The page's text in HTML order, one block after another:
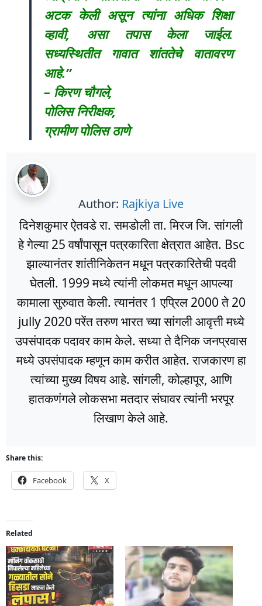
अटक केली असून त्यांना अधिक शिक्षा
व्हावी, असा तपास केला जाईल.
सध्यस्थितीत गावात शांततेचे वातावरण
आहे.’’
– किरण चौगले,
पोलिस निरीक्षक,
ग्रामीण पोलिस ठाणे
Author: Rajkiya Live
दिनेशकुमार ऐतवडे रा. समडोली ता. मिरज जि. सांगली
हे गेल्या 25 वर्षांपासून पत्रकारिता क्षेत्रात आहेत. Bsc
झाल्यानंतर शांतीनिकेतन मधून पत्रकारितेची पदवी
घेतली. 1999 मध्ये त्यांनी लोकमत मधून आपल्या
कामाला सुरुवात केली. त्यानंतर 1 एप्रिल 2000 ते 20
jully 2020 परेंत तरुण भारत च्या सांगली आवृत्ती मध्ये
उपसंपादक पदावर काम केले. सध्या ते दैनिक जनप्रवास
मध्ये उपसंपादक म्हणून काम करीत आहेत. राजकारण हा
त्यांच्या मुख्य विषय आहे. सांगली, कोल्हापूर, आणि
हातकणंगले लोकसभा मतदार संघावर त्यांनी भरपूर
लिखाण केले आहे.
Share this:
Facebook X
Related